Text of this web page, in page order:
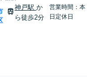
神戸駅 か
ら徒歩2分
営業時間：本
日定休日